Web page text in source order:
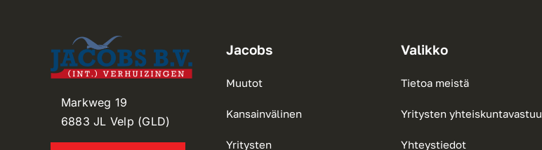
Markweg 19
6883 JL Velp (GLD)
Jacobs
Muutot
Kansainvälinen
Yritysten
Valikko
Tietoa meistä
Yritysten yhteiskuntavastuu
Yhteystiedot